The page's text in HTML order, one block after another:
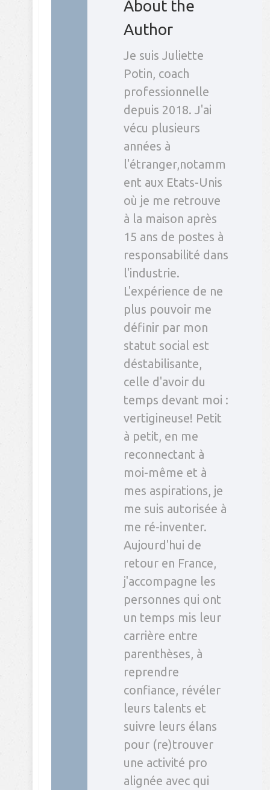
About the
Author
Je suis Juliette
Potin, coach
professionnelle
depuis 2018. J'ai
vécu plusieurs
années à
l'étranger,notamm
ent aux Etats-Unis
où je me retrouve
à la maison après
15 ans de postes à
responsabilité dans
l'industrie.
L'expérience de ne
plus pouvoir me
définir par mon
statut social est
déstabilisante,
celle d'avoir du
temps devant moi :
vertigineuse! Petit
à petit, en me
reconnectant à
moi-même et à
mes aspirations, je
me suis autorisée à
me ré-inventer.
Aujourd'hui de
retour en France,
j'accompagne les
personnes qui ont
un temps mis leur
carrière entre
parenthèses, à
reprendre
confiance, révéler
leurs talents et
suivre leurs élans
pour (re)trouver
une activité pro
alignée avec qui